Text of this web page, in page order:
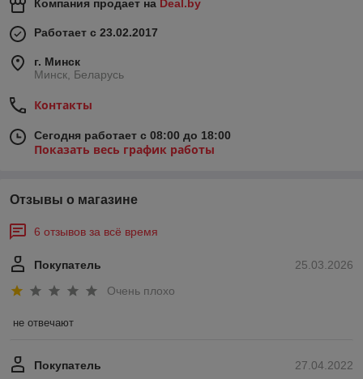
Компания продает на Deal.by
Работает с 23.02.2017
г. Минск
Минск, Беларусь
Контакты
Сегодня работает с 08:00 до 18:00
Показать весь график работы
Отзывы о магазине
6 отзывов за всё время
25.03.2026
Покупатель
Очень плохо
не отвечают
27.04.2022
Покупатель